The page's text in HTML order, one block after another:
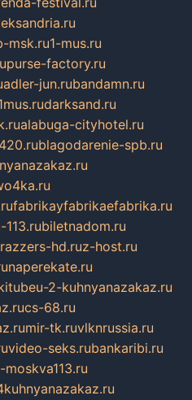
msk.ru1-mus.ru
purse-factory.ru
adler-jun.rubandamn.ru
darksand.ru
alabuga-cityhotel.ru
blagodarenie-spb.ru
fabrikayfabrikaefabrika.ru
biletnadom.ru
hd.ruz-host.ru
naperekate.ru
2-kuhnyanazakaz.ru
cs-68.ru
mir-tk.ruvlknrussia.ru
video-seks.rubankaribi.ru